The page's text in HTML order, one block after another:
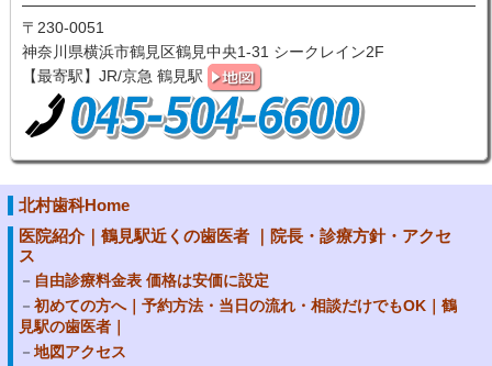
〒230-0051
神奈川県横浜市鶴見区鶴見中央1-31 シークレイン2F
【最寄駅】JR/京急 鶴見駅
北村歯科Home
医院紹介｜鶴見駅近くの歯医者 ｜院長・診療方針・アクセ
ス
自由診療料金表 価格は安価に設定
初めての方へ｜予約方法・当日の流れ・相談だけでもOK｜鶴
見駅の歯医者｜
地図アクセス